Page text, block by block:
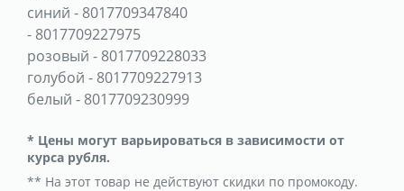
синий - 8017709347840
- 8017709227975
розовый - 8017709228033
голубой - 8017709227913
белый - 8017709230999
* Цены могут варьироваться в зависимости от
курса рубля.
** На этот товар не действуют скидки по промокоду.